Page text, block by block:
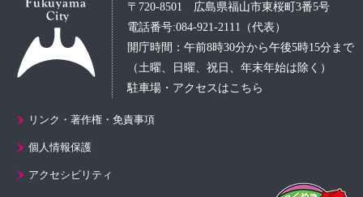
〒720-8501 広島県福山市東桜町3番5号
電話番号:084-921-2111（代表）
開庁時間：午前8時30分から午後5時15分まで
（土曜、日曜、祝日、年末年始は除く）
駐車場・アクセスはこちら
リンク・著作権・免責事項
個人情報保護
アクセシビリティ